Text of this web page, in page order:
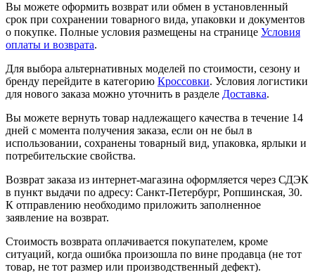
Вы можете оформить возврат или обмен в установленный
срок при сохранении товарного вида, упаковки и документов
о покупке. Полные условия размещены на странице Условия
оплаты и возврата.
Для выбора альтернативных моделей по стоимости, сезону и
бренду перейдите в категорию Кроссовки. Условия логистики
для нового заказа можно уточнить в разделе Доставка.
Вы можете вернуть товар надлежащего качества в течение 14
дней с момента получения заказа, если он не был в
использовании, сохранены товарный вид, упаковка, ярлыки и
потребительские свойства.
Возврат заказа из интернет-магазина оформляется через СДЭК
в пункт выдачи по адресу: Санкт-Петербург, Ропшинская, 30.
К отправлению необходимо приложить заполненное
заявление на возврат.
Стоимость возврата оплачивается покупателем, кроме
ситуаций, когда ошибка произошла по вине продавца (не тот
товар, не тот размер или производственный дефект).